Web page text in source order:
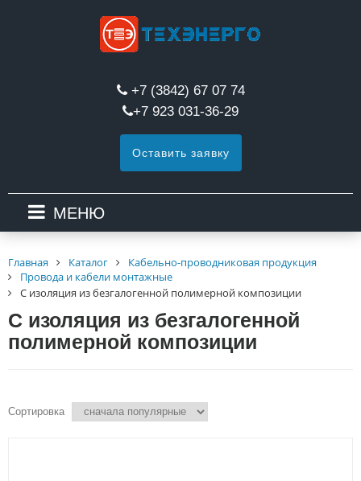
+7 (3842) 67 07 74
+7 923 031-36-29
Оставить заявку
МЕНЮ
Главная Каталог
Кабельно-проводниковая продукция
Провода и кабели монтажные
С изоляция из безгалогенной полимерной композиции
С изоляция из безгалогенной
полимерной композиции
Сортировка